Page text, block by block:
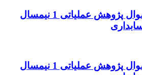
دانلود رایگان نمونه سوال پژوهش عملیاتی 1 نیمسال
دانلود رایگان نمونه سوال پژوهش عملیاتی 1 نیمسال